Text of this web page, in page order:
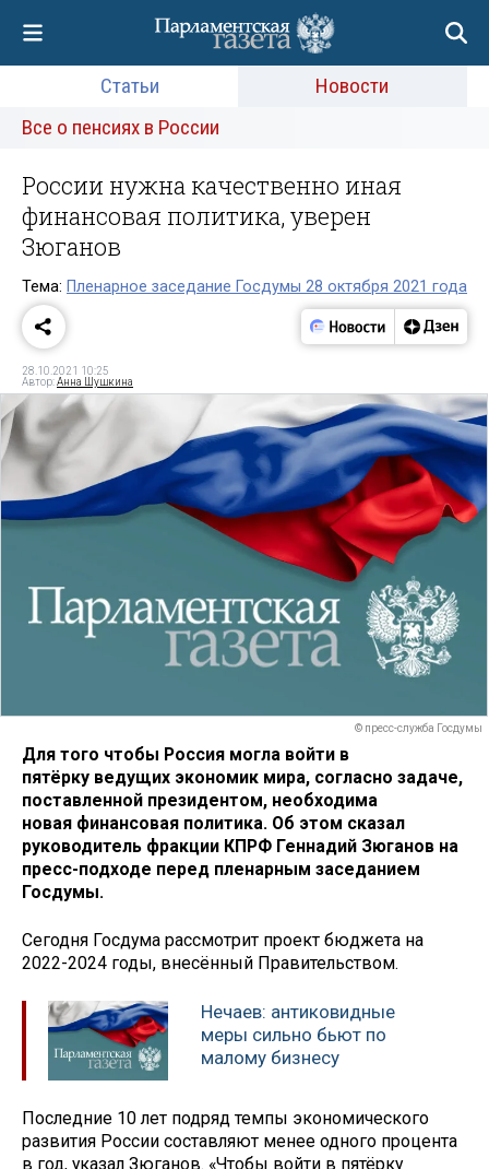
Статьи
Новости
Все о пенсиях в России
России нужна качественно иная
финансовая политика, уверен
Зюганов
Тема: Пленарное заседание Госдумы 28 октября 2021 года
28.10.2021 10:25
Автор:Анна Шушкина
© пресс-служба Госдумы
Для того чтобы Россия могла войти в
пятёрку ведущих экономик мира, согласно задаче,
поставленной президентом, необходима
новая финансовая политика. Об этом сказал
руководитель фракции КПРФ Геннадий Зюганов на
пресс-подходе перед пленарным заседанием
Госдумы.
Сегодня Госдума рассмотрит проект бюджета на
2022-2024 годы, внесённый Правительством.
Нечаев: антиковидные
меры сильно бьют по
малому бизнесу
Последние 10 лет подряд темпы экономического
развития России составляют менее одного процента
в год, указал Зюганов. «Чтобы войти в пятёрку